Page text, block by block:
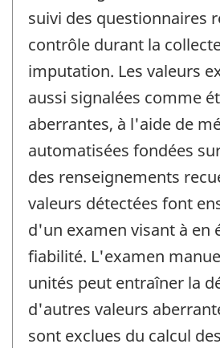
suivi des questionnaires
contrôle durant la
imputation. Les valeurs
aussi signalées comme
aberrantes, à l'aide de
automatisées fondées
des renseignements
valeurs détectées font
d'un examen visant à en
fiabilité. L'examen
unités peut entraîner la
d'autres valeurs
sont exclues du calcul